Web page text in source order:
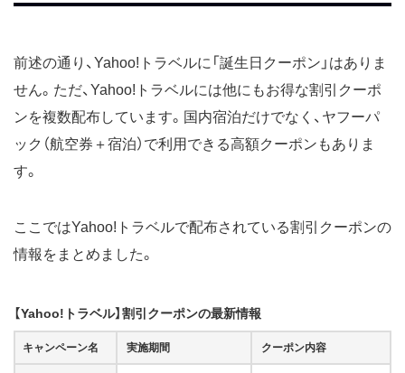
前述の通り、Yahoo!トラベルに「誕生日クーポン」はありま
せん。ただ、Yahoo!トラベルには他にもお得な割引クーポ
ンを複数配布しています。国内宿泊だけでなく、ヤフーパ
ック（航空券＋宿泊）で利用できる高額クーポンもありま
す。
ここではYahoo!トラベルで配布されている割引クーポンの
情報をまとめました。
【Yahoo!トラベル】割引クーポンの最新情報
キャンペーン名 実施期間 クーポン内容